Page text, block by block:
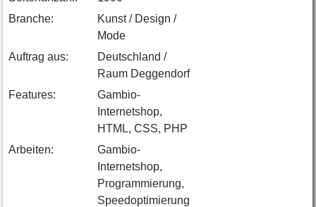
Branche:
Kunst / Design /
Mode
Auftrag aus:
Deutschland /
Raum Deggendorf
Features:
Gambio-
Internetshop,
HTML, CSS, PHP
Arbeiten:
Gambio-
Internetshop,
Programmierung,
Speedoptimierung